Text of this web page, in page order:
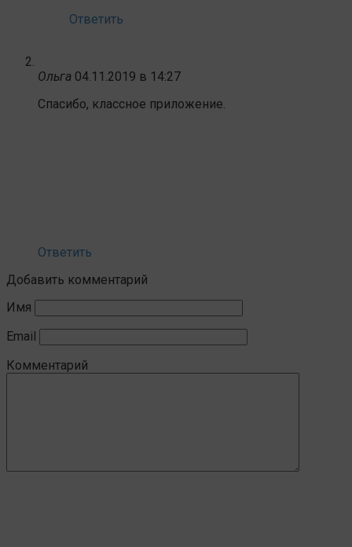
Ответить
Ольга 04.11.2019 в 14:27
Спасибо, классное приложение.
Ответить
Добавить комментарий
Имя
Email
Комментарий